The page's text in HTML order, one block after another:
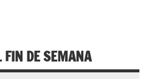
FIN DE SEMANA